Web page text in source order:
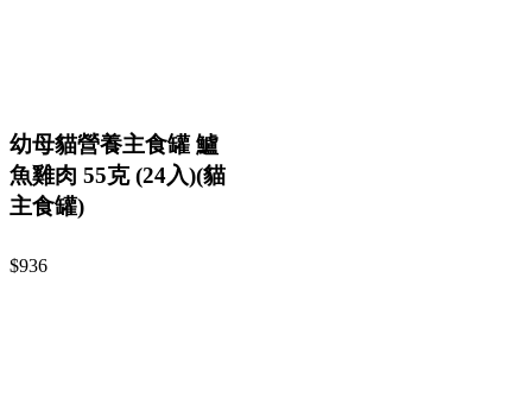
幼母貓營養主食罐 鱸
魚雞肉 55克 (24入)(貓
主食罐)
$936